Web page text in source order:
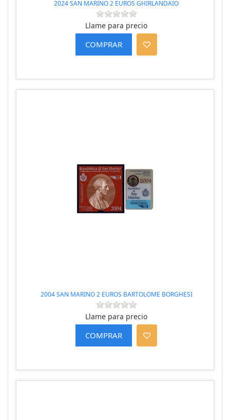
2024 SAN MARINO 2 EUROS GHIRLANDAIO
Llame para precio
2004 SAN MARINO 2 EUROS BARTOLOME BORGHESI
Llame para precio